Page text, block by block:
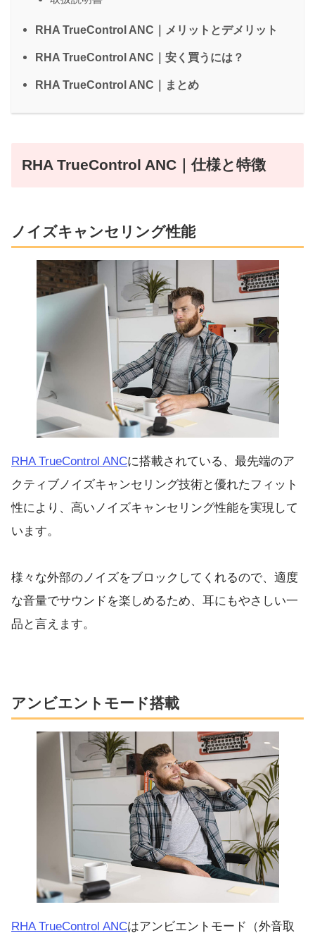
RHA TrueControl ANC｜メリットとデメリット
RHA TrueControl ANC｜安く買うには？
RHA TrueControl ANC｜まとめ
RHA TrueControl ANC｜仕様と特徴
ノイズキャンセリング性能
RHA TrueControl ANCに搭載されている、最先端のア
クティブノイズキャンセリング技術と優れたフィット
性により、高いノイズキャンセリング性能を実現して
います。
様々な外部のノイズをブロックしてくれるので、適度
な音量でサウンドを楽しめるため、耳にもやさしい一
品と言えます。
アンビエントモード搭載
RHA TrueControl ANCはアンビエントモード（外音取